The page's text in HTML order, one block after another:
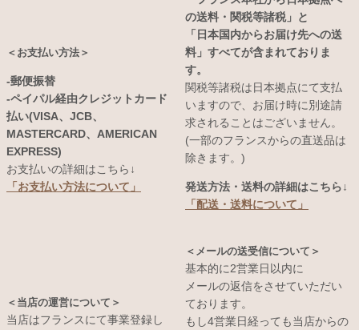
＜お支払い方法＞
-郵便振替
-ペイパル経由クレジットカード
払い(VISA、JCB、
MASTERCARD、AMERICAN
EXPRESS)
お支払いの詳細はこちら↓
「お支払い方法について」
＜当店の運営について＞
当店はフランスにて事業登録し
の送料・関税等諸税」と
「日本国内からお届け先への送
料」すべてが含まれておりま
す。
関税等諸税は日本拠点にて支払
いますので、お届け時に別途請
求されることはございません。
(一部のフランスからの直送品は
除きます。)
発送方法・送料の詳細はこちら↓
「配送・送料について」
＜メールの送受信について＞
基本的に2営業日以内に
メールの返信をさせていただい
ております。
もし4営業日経っても当店からの